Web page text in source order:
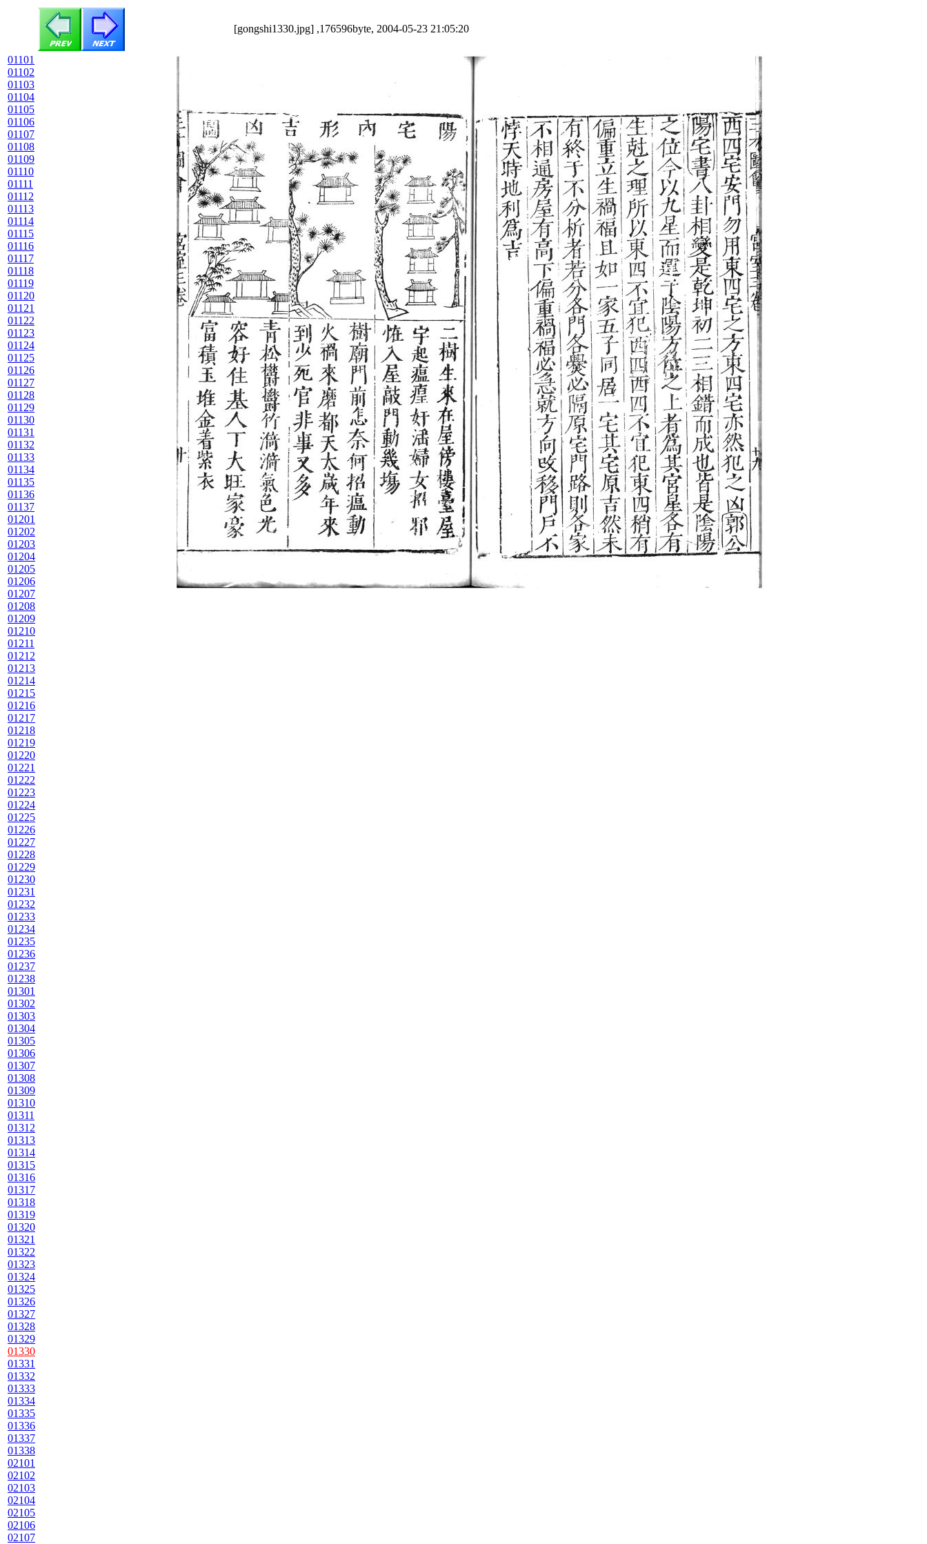
[gongshi1330.jpg] ,176596byte, 2004-05-23 21:05:20
01101
01102
01103
01104
01105
01106
01107
01108
01109
01110
01111
01112
01113
01114
01115
01116
01117
01118
01119
01120
01121
01122
01123
01124
01125
01126
01127
01128
01129
01130
01131
01132
01133
01134
01135
01136
01137
01201
01202
01203
01204
01205
01206
01207
01208
01209
01210
01211
01212
01213
01214
01215
01216
01217
01218
01219
01220
01221
01222
01223
01224
01225
01226
01227
01228
01229
01230
01231
01232
01233
01234
01235
01236
01237
01238
01301
01302
01303
01304
01305
01306
01307
01308
01309
01310
01311
01312
01313
01314
01315
01316
01317
01318
01319
01320
01321
01322
01323
01324
01325
01326
01327
01328
01329
01330
01331
01332
01333
01334
01335
01336
01337
01338
02101
02102
02103
02104
02105
02106
02107